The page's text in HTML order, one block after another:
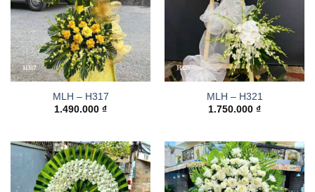
MLH – H317
1.490.000 ₫
MLH – H321
1.750.000 ₫